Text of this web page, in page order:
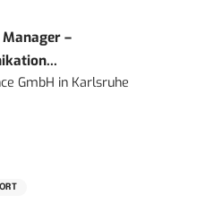
–
GmbH in Karlsruhe